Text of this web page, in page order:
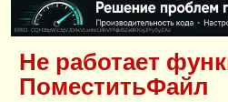
ERID: CQH36pWzJqVJD4xVLsnhcU4hVPNjkBZe8KKxjJiYySyZAz
Не работает
ПоместитьФайл